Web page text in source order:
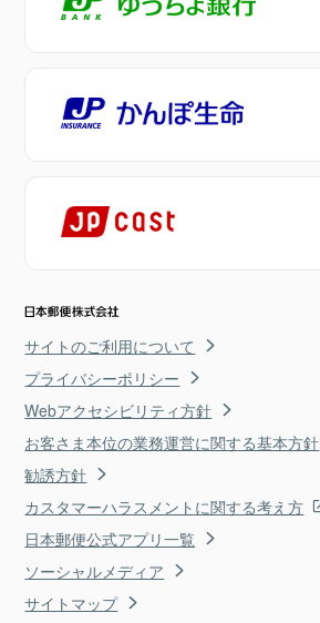
サイトのご利用について
プライバシーポリシー
Webアクセシビリティ方針
お客さま本位の業務運営に関する基本方針
勧誘方針
カスタマーハラスメントに関する考え方
日本郵便公式アプリ一覧
ソーシャルメディア
サイトマップ